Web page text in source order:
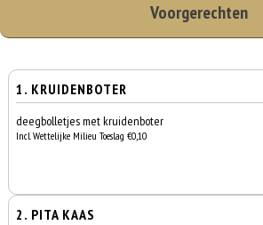
Voorgerechten
1. KRUIDENBOTER
deegbolletjes met kruidenboter
Incl. Wettelijke Milieu Toeslag €0,10
2. PITA KAAS